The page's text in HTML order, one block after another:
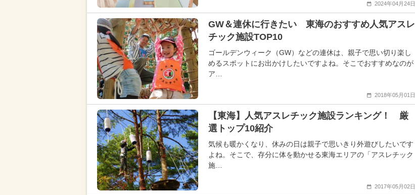
2024年04月24日
GW＆連休に行きたい 東海のおすすめ人気アスレ
チック施設TOP10
ゴールデンウィーク（GW）などの連休は、親子で思い切り楽し
めるスポットにお出かけしたいですよね。そこでおすすめなのが
ア…
2018年05月01日
【東海】人気アスレチック施設ランキング！ 厳
選トップ10紹介
気候も暖かくなり、休みの日は親子で思いきり外遊びしたいです
よね。そこで、存分に体を動かせる東海エリアの「アスレチック
施…
2017年05月02日